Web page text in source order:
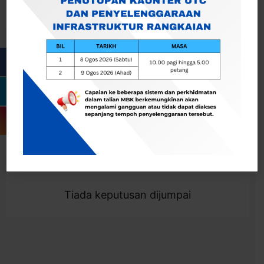
Togol Penapis
Showing 0 result
Tiada keputusan dijumpai